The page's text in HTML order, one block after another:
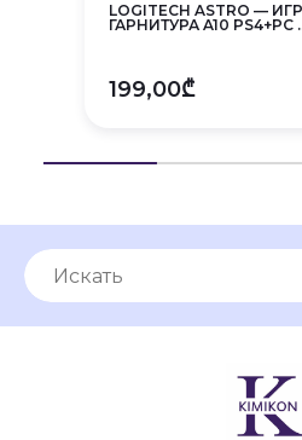
LOGITECH ASTRO —
ГАРНИТУРА A10 PS4+PC
199,00₾